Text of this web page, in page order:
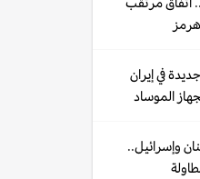
في إيران
الموساد
وإسرائيل..